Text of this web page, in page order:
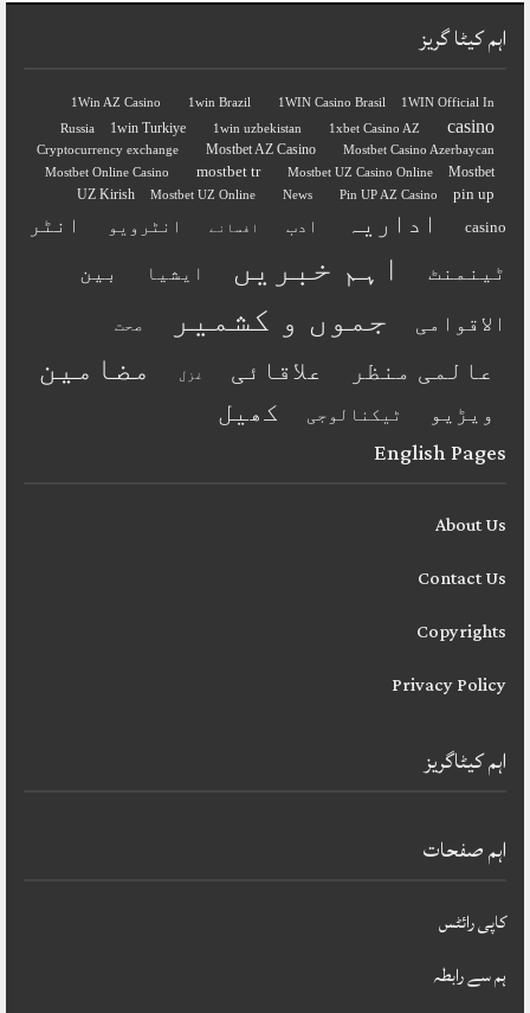
اہم کیٹا گریز
1Win AZ Casino 1win Brazil 1WIN Casino Brasil
1WIN Official In
Russia
1win Turkiye 1win uzbekistan 1xbet Casino AZ casino
Cryptocurrency exchange Mostbet AZ Casino
Mostbet Casino Azerbaycan
Mostbet Online Casino
mostbet tr Mostbet UZ Casino Online
Mostbet
UZ Kirish
Mostbet UZ Online News Pin UP AZ Casino
pin up
casino
اداریہ ادب افسانے انٹرویو
انٹر
ٹینمنٹ
اہم خبریں ایشیا بین
الاقوامی جموں و کشمیر صحت
عالمی منظر علاقائی غزل مضامین
ویڑیو ٹیکنالوجی کھیل
English Pages
About Us
Contact Us
Copyrights
Privacy Policy
اہم کیٹاگریز
اہم صفحات
کاپی رائٹس
ہم سے رابطہ